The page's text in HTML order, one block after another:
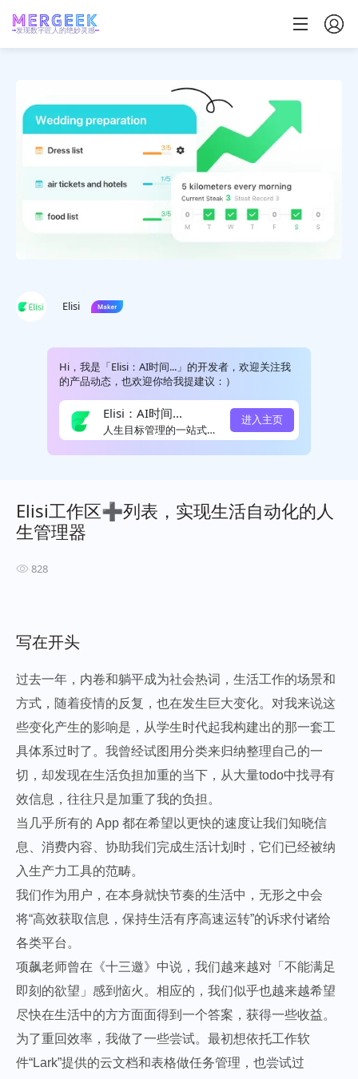
发现数字匠人的绝妙灵感
Elisi
Hi，我是「Elisi：AI时间...」的开发者，欢迎关注我
的产品动态，也欢迎你给我提建议：）
Elisi：AI时间...
人生目标管理的一站式平台
进入主页
Elisi工作区➕列表，实现生活自动化的人
生管理器
828
写在开头
过去一年，内卷和躺平成为社会热词，生活工作的场景和
方式，随着疫情的反复，也在发生巨大变化。对我来说这
些变化产生的影响是，从学生时代起我构建出的那一套工
具体系过时了。我曾经试图用分类来归纳整理自己的一
切，却发现在生活负担加重的当下，从大量todo中找寻有
效信息，往往只是加重了我的负担。
当几乎所有的 App 都在希望以更快的速度让我们知晓信
息、消费内容、协助我们完成生活计划时，它们已经被纳
入生产力工具的范畴。
我们作为用户，在本身就快节奏的生活中，无形之中会
将“高效获取信息，保持生活有序高速运转”的诉求付诸给
各类平台。
项飙老师曾在《十三邀》中说，我们越来越对「不能满足
即刻的欲望」感到恼火。相应的，我们似乎也越来越希望
尽快在生活中的方方面面得到一个答案，获得一些收益。
为了重回效率，我做了一些尝试。最初想依托工作软
件“Lark”提供的云文档和表格做任务管理，也尝试过